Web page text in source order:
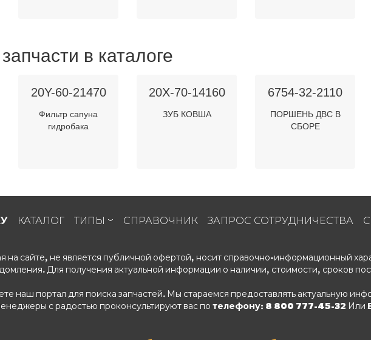
в каталоге
20Y-60-21470
Фильтр сапуна
гидробака
20X-70-14160
ЗУБ КОВША
6754-32-2110
ПОРШЕНЬ ДВС В
СБОРЕ
КАТАЛОГ ТИПЫ СПРАВОЧНИК ЗАПРОС СОТРУДНИЧЕСТВА
на сайте, не является публичной офертой, носит справочно-информационный
Для получения актуальной информации о наличии, стоимости, сроков
наш портал для поиска запчастей. Мы стараемся предоставлять актуальную
с радостью проконсультируют вас по телефону: 8 800 777-45-32 Или